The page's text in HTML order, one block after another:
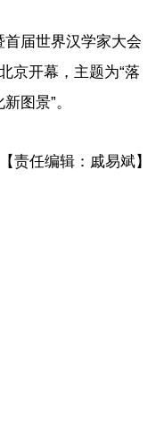
届世界汉学家大会
京开幕，主题为“落
图景”。
【责任编辑：戚易斌】